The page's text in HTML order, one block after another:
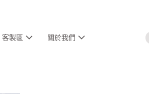
客製區 關於我們